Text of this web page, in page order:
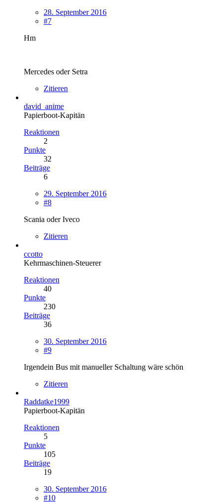
28. September 2016
#7
Hm
Mercedes oder Setra
Zitieren
david_anime
Papierboot-Kapitän
Reaktionen
2
Punkte
32
Beiträge
6
29. September 2016
#8
Scania oder Iveco
Zitieren
ccotto
Kehrmaschinen-Steuerer
Reaktionen
40
Punkte
230
Beiträge
36
30. September 2016
#9
Irgendein Bus mit manueller Schaltung wäre schön
Zitieren
Raddatke1999
Papierboot-Kapitän
Reaktionen
5
Punkte
105
Beiträge
19
30. September 2016
#10